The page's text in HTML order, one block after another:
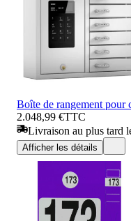
Boîte de rangement pour
2.048,99 €TTC
Livraison au plus tard
Afficher les détails